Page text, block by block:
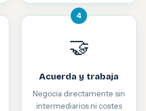
4
🤝
Acuerda y trabaja
Negocia directamente sin
intermediarios ni costes